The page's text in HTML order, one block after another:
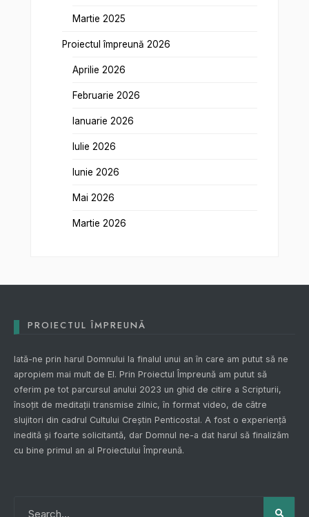
Martie 2025
Proiectul împreună 2026
Aprilie 2026
Februarie 2026
Ianuarie 2026
Iulie 2026
Iunie 2026
Mai 2026
Martie 2026
PROIECTUL ÎMPREUNĂ
Iată-ne prin harul Domnului la finalul unui an în care am putut să ne
apropiem mai mult de El. Prin Proiectul Împreună am putut să
oferim pe tot parcursul anului 2023 un ghid de citire a Scripturii,
însoțit de meditații transmise zilnic, în format video, de către
slujitori din cadrul Cultului Creștin Penticostal. A fost o experiență
inedită și foarte solicitantă, dar Domnul ne-a dat harul să finalizăm
cu bine primul an al Proiectului Împreună.